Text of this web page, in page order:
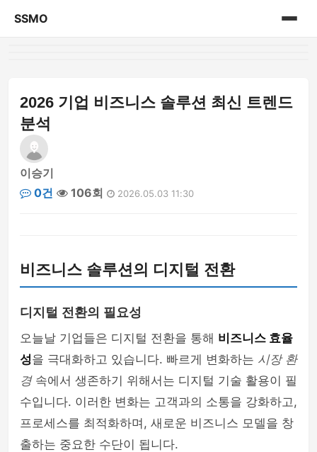
SSMO
2026 기업 비즈니스 솔루션 최신 트렌드
분석
이승기
0건
106회 2026.05.03 11:30
비즈니스 솔루션의 디지털 전환
디지털 전환의 필요성
오늘날 기업들은 디지털 전환을 통해 비즈니스 효율
성을 극대화하고 있습니다. 빠르게 변화하는 시장 환
경속에서 생존하기 위해서는 디지털 기술 활용이 필
수입니다. 이러한 변화는 고객과의 소통을 강화하고,
프로세스를 최적화하며, 새로운 비즈니스 모델을 창
출하는 중요한 수단이 됩니다.